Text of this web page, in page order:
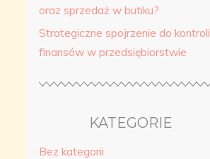
oraz sprzedaż w butiku?
Strategiczne spojrzenie do kontroli
finansów w przedsiębiorstwie
KATEGORIE
Bez kategorii